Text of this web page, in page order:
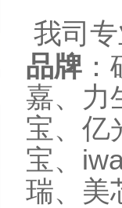
我司
品牌
嘉、力
宝、亿
宝、
瑞、美